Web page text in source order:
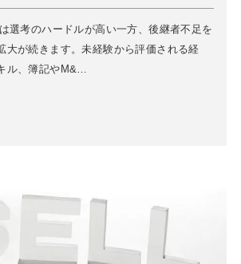
選考のハードルが高い一方、後継者不足を
大が続きます。未経験から評価される経
ル、簿記やM&…